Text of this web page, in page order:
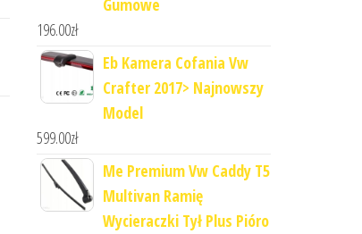
Gumowe
196.00zł
Eb Kamera Cofania Vw
Crafter 2017> Najnowszy
Model
599.00zł
Me Premium Vw Caddy T5
Multivan Ramię
Wycieraczki Tył Plus Pióro